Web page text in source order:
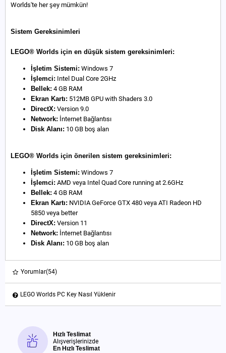
Worlds'te her şey mümkün!
Sistem Gereksinimleri
LEGO® Worlds için en düşük sistem gereksinimleri:
İşletim Sistemi: Windows 7
İşlemci: Intel Dual Core 2GHz
Bellek: 4 GB RAM
Ekran Kartı: 512MB GPU with Shaders 3.0
DirectX: Version 9.0
Network: İnternet Bağlantısı
Disk Alanı: 10 GB boş alan
LEGO® Worlds için önerilen sistem gereksinimleri:
İşletim Sistemi: Windows 7
İşlemci: AMD veya Intel Quad Core running at 2.6GHz
Bellek: 4 GB RAM
Ekran Kartı: NVIDIA GeForce GTX 480 veya ATI Radeon HD
5850 veya better
DirectX: Version 11
Network: İnternet Bağlantısı
Disk Alanı: 10 GB boş alan
Yorumlar(54)
LEGO Worlds PC Key Nasıl Yüklenir
Hızlı Teslimat
Alışverişlerinizde
En Hızlı Teslimat